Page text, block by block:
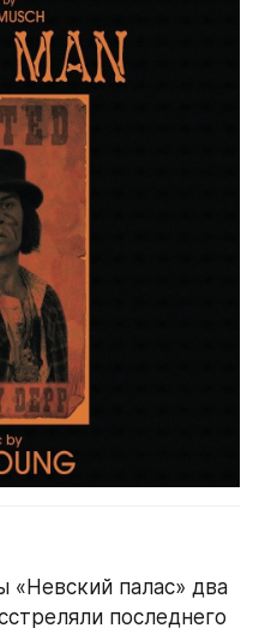
«Невский палас» два
последнего